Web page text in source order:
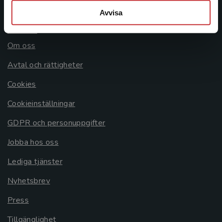
Avvisa
Allmänna länkar
Om oss
Avtal och rättigheter
Cookies
Cookieinställningar
GDPR och personuppgifter
Jobba hos oss
Lediga tjänster
Nyhetsbrev
Press
Tillgänglighet